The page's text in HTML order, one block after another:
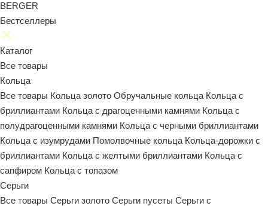
BERGER
Бестселлеры
Каталог
Все товары
Кольца
Все товары Кольца золото Обручальные кольца Кольца с
бриллиантами Кольца с драгоценными камнями Кольца с
полудрагоценными камнями Кольца с черными бриллиантами
Кольца с изумрудами Помолвочные кольца Кольца-дорожки с
бриллиантами Кольца с желтыми бриллиантами Кольца с
сапфиром Кольца с топазом
Серьги
Все товары Серьги золото Серьги пусеты Серьги с